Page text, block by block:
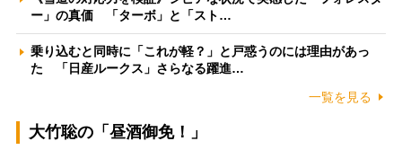
ー」の真価 「ターボ」と「スト…
乗り込むと同時に「これが軽？」と戸惑うのには理由があっ
た 「日産ルークス」さらなる躍進…
一覧を見る
大竹聡の「昼酒御免！」